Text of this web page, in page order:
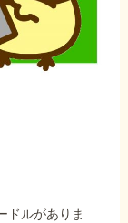
ドルがありま